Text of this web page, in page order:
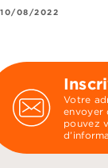
10/08/2022
Votre
envoyer
pouvez